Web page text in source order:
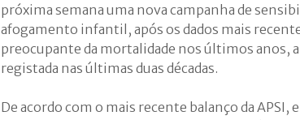
próxima semana uma nova campanha de
afogamento infantil, após os dados mais
preocupante da mortalidade nos últimos anos,
registada nas últimas duas décadas.
De acordo com o mais recente balanço da APSI,